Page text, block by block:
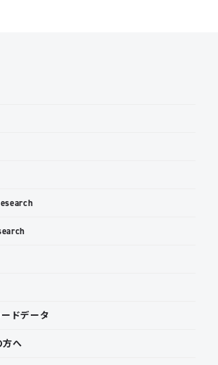
ドデータ
方へ